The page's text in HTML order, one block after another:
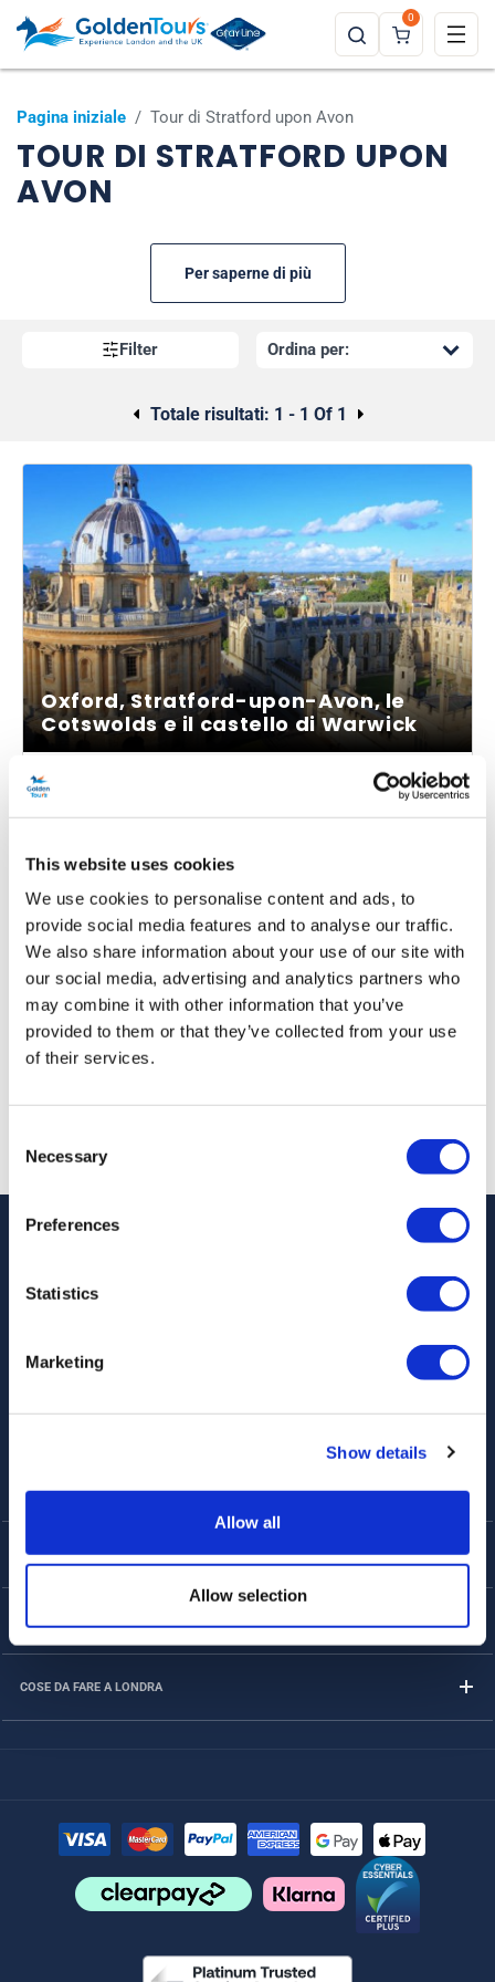
This website uses cookies
We use cookies to personalise content and ads, to
provide social media features and to analyse our traffic.
We also share information about your use of our site with
our social media, advertising and analytics partners who
may combine it with other information that you’ve
provided to them or that they’ve collected from your use
of their services.
Selection
Necessary
Preferences
Statistics
Marketing
Show details
Allow all
Allow selection
0
Pagina iniziale / Tour di Stratford upon Avon
TOUR DI STRATFORD UPON
AVON
Per saperne di più
Filter
Totale risultati: 1 - 1 Of 1
Oxford, Stratford-upon-Avon, le
Cotswolds e il castello di Warwick
Visita la casa natale di Shakespeare e il castello di
Attraversate in auto gli splendidi paesaggi delle
Cotswolds.
Da
69,52 £ anziche 79,00 £ Più dettagli
ASSISTENZA CLIENTI
COSE DA FARE A LONDRA